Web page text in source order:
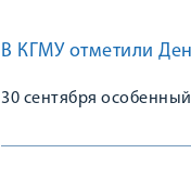
В КГМУ отметили
30 сентября